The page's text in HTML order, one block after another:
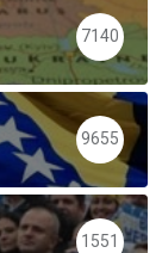
7140
9655
1551